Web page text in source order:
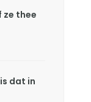
ze thee
dat in